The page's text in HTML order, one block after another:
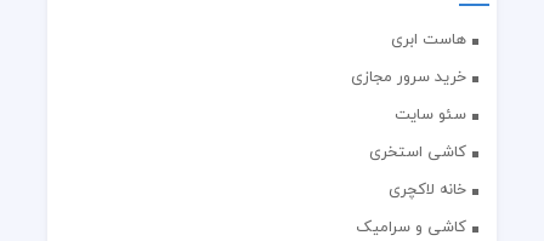
هاست ابری
خرید سرور مجازی
سئو سایت
کاشی استخری
خانه لاکچری
کاشی و سرامیک